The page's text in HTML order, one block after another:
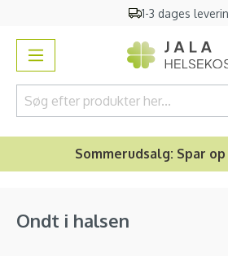
1-3 dages
Sommerudsalg: Spar
Ondt i halsen